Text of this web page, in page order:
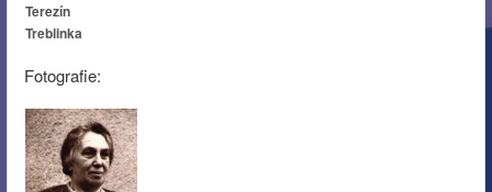
Terezín
Treblinka
Fotografie: